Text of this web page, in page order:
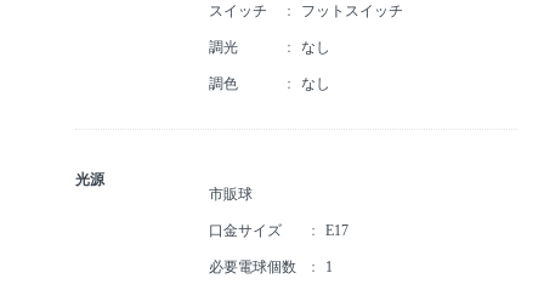
スイッチ フットスイッチ
調光 なし
調色 なし
光源
市販球
口金サイズ E17
必要電球個数 1